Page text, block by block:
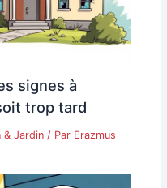
signes à
trop tard
& Jardin / Par Erazmus